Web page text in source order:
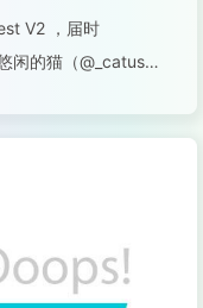
V2 ，届时
的猫（@_catus）